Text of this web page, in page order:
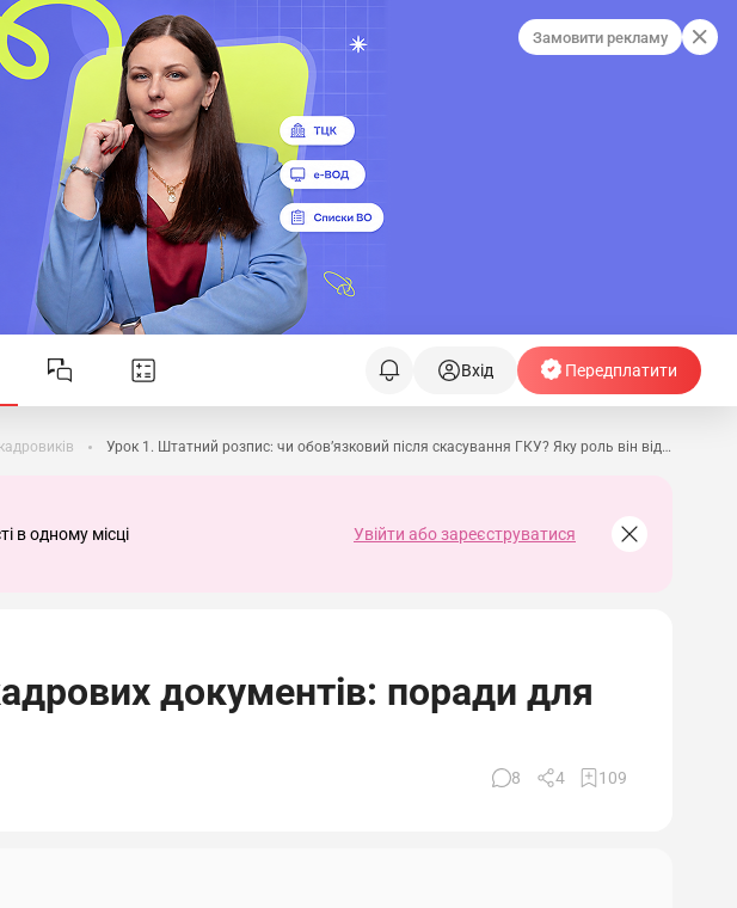
Замовити рекламу
Вхід Передплатити
Урок 1. Штатний розпис: чи обов’язковий після скасування ГКУ? Яку роль він відіграє у судових справах?
в одному місці Увійти або зареєструватися
документів: поради для
8 4 109